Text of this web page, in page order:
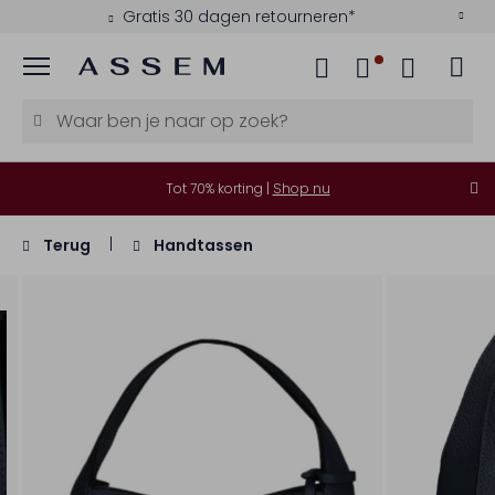
Gratis 30 dagen retourneren*
Menu
Tot 70% korting | Shop nu
Terug Handtassen